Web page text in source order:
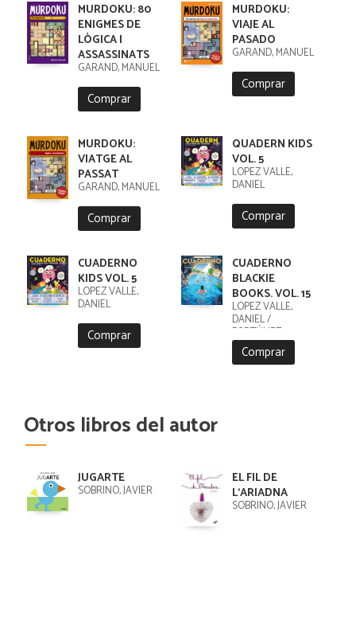
MURDOKU: 80
ENIGMES DE
LÒGICA I
ASSASSINATS
GARAND, MANUEL
Comprar
MURDOKU:
VIAJE AL
PASADO
GARAND, MANUEL
Comprar
MURDOKU:
VIATGE AL
PASSAT
GARAND, MANUEL
Comprar
QUADERN KIDS
VOL. 5
LÓPEZ VALLE,
DANIEL
Comprar
CUADERNO
KIDS VOL. 5
LÓPEZ VALLE,
DANIEL
Comprar
CUADERNO
BLACKIE
BOOKS. VOL. 15
LÓPEZ VALLE,
DANIEL /
FORTÚNEZ,
CRISTOBAL
Comprar
Otros libros del autor
JUGARTE
SOBRINO, JAVIER
EL FIL DE
L'ARIADNA
SOBRINO, JAVIER